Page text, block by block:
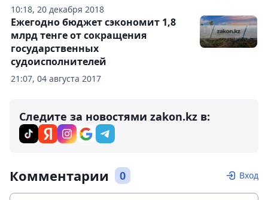
10:18, 20 декабря 2018
21:07, 04 августа 2017
Ежегодно бюджет сэкономит 1,8
млрд тенге от сокращения
государственных
судоисполнителей
Следите за новостями zakon.kz в:
Комментарии 0 Вход